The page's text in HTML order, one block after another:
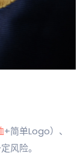
+简单Logo）、
风险。